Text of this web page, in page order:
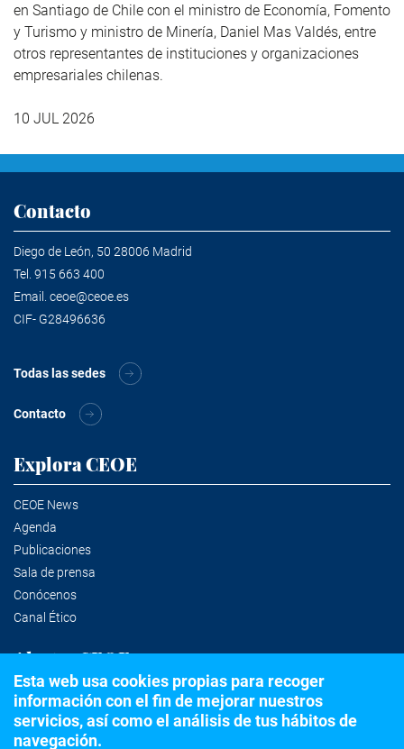
en Santiago de Chile con el ministro de Economía, Fomento
y Turismo y ministro de Minería, Daniel Mas Valdés, entre
otros representantes de instituciones y organizaciones
empresariales chilenas.
10 JUL 2026
Contacto
Diego de León, 50 28006 Madrid
Tel. 915 663 400
Email. ceoe@ceoe.es
CIF- G28496636
Todas las sedes
Contacto
Explora CEOE
CEOE News
Agenda
Publicaciones
Sala de prensa
Conócenos
Canal Ético
Alertas CEOE
Suscríbete a la newsletter
Esta web usa cookies propias para recoger
información con el fin de mejorar nuestros
servicios, así como el análisis de tus hábitos de
navegación.